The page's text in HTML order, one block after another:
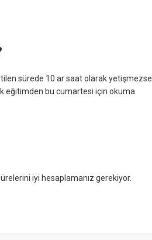
sürede 10 ar saat olarak yetişmezse
eğitimden bu cumartesi için okuma
iyi hesaplamanız gerekiyor.